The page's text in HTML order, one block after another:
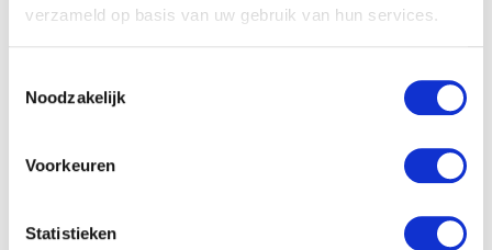
verzameld op basis van uw gebruik van hun services.
Noodzakelijk
Voorkeuren
Statistieken